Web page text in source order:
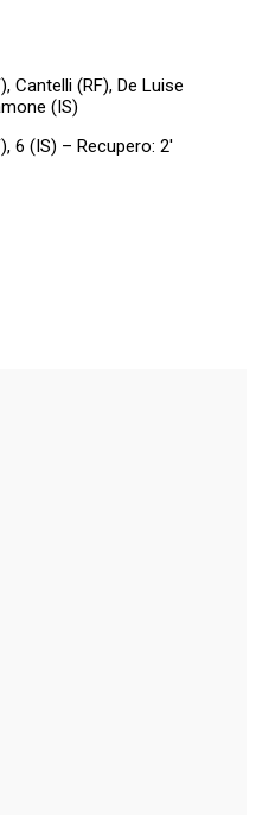
Cantelli (RF), De Luise
(IS)
6 (IS) – Recupero: 2′